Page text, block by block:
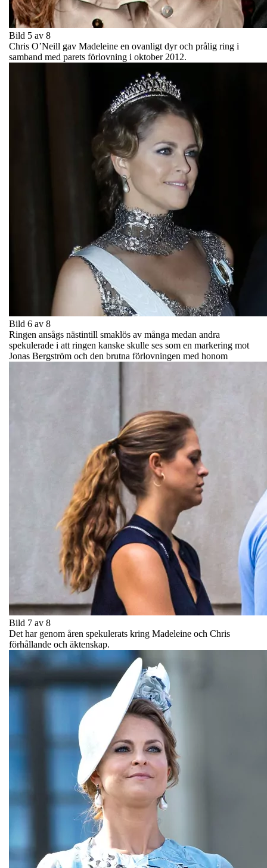
Bild 5 av 8
Chris O’Neill gav Madeleine en ovanligt dyr och prålig ring i
samband med parets förlovning i oktober 2012.
Bild 6 av 8
Ringen ansågs nästintill smaklös av många medan andra
spekulerade i att ringen kanske skulle ses som en markering mot
Jonas Bergström och den brutna förlovningen med honom
Bild 7 av 8
Det har genom åren spekulerats kring Madeleine och Chris
förhållande och äktenskap.